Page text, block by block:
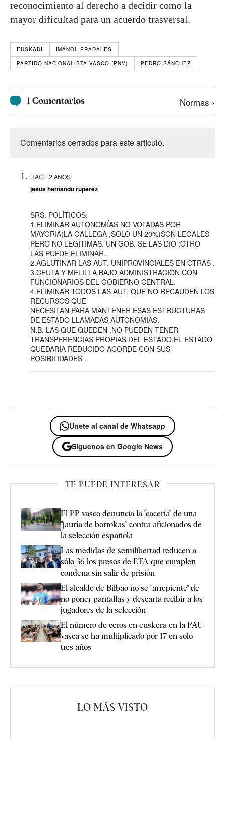
reconocimiento al derecho a decidir como la
mayor dificultad para un acuerdo trasversal.
EUSKADI
IMANOL PRADALES
PARTIDO NACIONALISTA VASCO (PNV)
PEDRO SÁNCHEZ
1 Comentarios Normas ›
Comentarios cerrados para este artículo.
HACE 2 AÑOS
jesus hernando ruperez
SRS. POLÍTICOS:
1.ELIMINAR AUTONOMÍAS NO VOTADAS POR
MAYORIA(LA GALLEGA ,SOLO UN 20%)SON LEGALES
PERO NO LEGITIMAS. UN GOB. SE LAS DIO ;OTRO
LAS PUEDE ELIMINAR..
2.AGLUTINAR LAS AUT. UNIPROVINCIALES EN OTRAS .
3.CEUTA Y MELILLA BAJO ADMINISTRACIÓN CON
FUNCIONARIOS DEL GOBIERNO CENTRAL.
4.ELIMINAR TODOS LAS AUT. QUE NO RECAUDEN LOS
RECURSOS QUE
NECESITAN PARA MANTENER ESAS ESTRUCTURAS
DE ESTADO LLAMADAS AUTONOMIAS.
N.B. LAS QUE QUEDEN ,NO PUEDEN TENER
TRANSPERENCIAS PROPIAS DEL ESTADO.EL ESTADO
QUEDARIA REDUCIDO ACORDE CON SUS
POSIBILIDADES .
Únete al canal de Whatsapp
Síguenos en Google News
TE PUEDE INTERESAR
El PP vasco denuncia la "cacería" de una
"jauría de borrokas" contra aficionados de
la selección española
Las medidas de semilibertad reducen a
sólo 36 los presos de ETA que cumplen
condena sin salir de prisión
El alcalde de Bilbao no se "arrepiente" de
no poner pantallas y descarta recibir a los
jugadores de la selección
El número de ceros en euskera en la PAU
vasca se ha multiplicado por 17 en sólo
tres años
LO MÁS VISTO